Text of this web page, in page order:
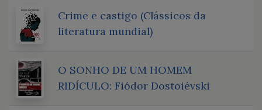
Crime e castigo (Clássicos da
literatura mundial)
O SONHO DE UM HOMEM
RIDÍCULO: Fiódor Dostoiévski